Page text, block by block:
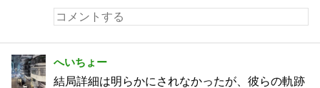
へいちょー
結局詳細は明らかにされなかったが、彼らの軌跡